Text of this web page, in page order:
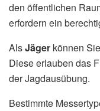
den öffentlichen
erfordern ein
AlsJäger können
Diese erlauben das
der Jagdausübung.
Bestimmte